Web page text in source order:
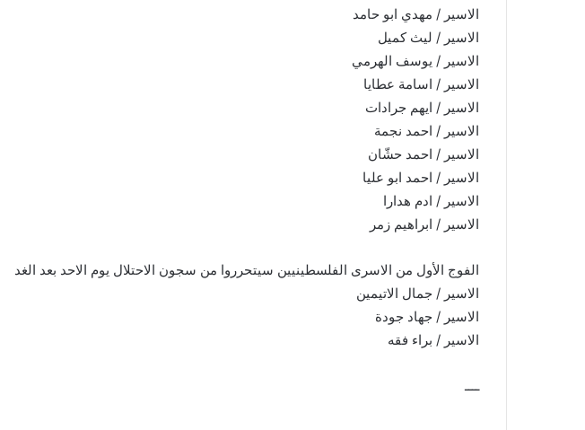
الاسير / مهدي ابو حامد
الاسير / ليث كميل
الاسير / يوسف الهرمي
الاسير / اسامة عطايا
الاسير / ايهم جرادات
الاسير / احمد نجمة
الاسير / احمد حشّان
الاسير / احمد ابو عليا
الاسير / ادم هدارا
الاسير / ابراهيم زمر
الفوج الأول من الاسرى الفلسطينيين سيتحرروا من سجون الاحتلال يوم الاحد بعد الغد
الاسير / جمال الاتيمين
الاسير / جهاد جودة
الاسير / براء فقه
ــــ